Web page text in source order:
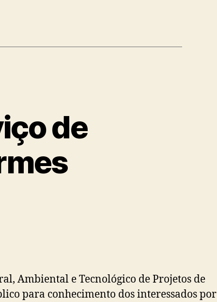
de
Ambiental e Tecnológico de Projetos de
para conhecimento dos interessados por